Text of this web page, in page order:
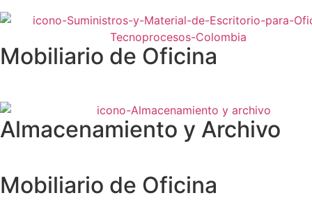
Mobiliario de Oficina
Almacenamiento y Archivo
Mobiliario de Oficina